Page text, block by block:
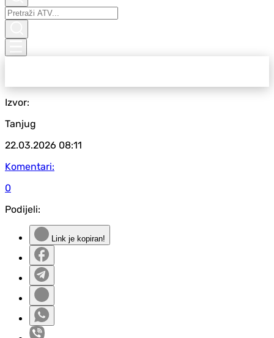
Izvor:
Tanjug
22.03.2026 08:11
Komentari:
0
Podijeli:
Link je kopiran!